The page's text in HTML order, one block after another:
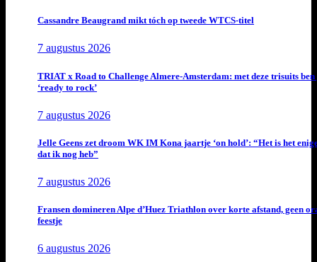
Cassandre Beaugrand mikt tóch op tweede WTCS-titel
7 augustus 2026
TRIAT x Road to Challenge Almere-Amsterdam: met deze trisuits ben
‘ready to rock’
7 augustus 2026
Jelle Geens zet droom WK IM Kona jaartje ‘on hold’: “Het is het
dat ik nog heb”
7 augustus 2026
Fransen domineren Alpe d’Huez Triathlon over korte afstand, geen
feestje
6 augustus 2026